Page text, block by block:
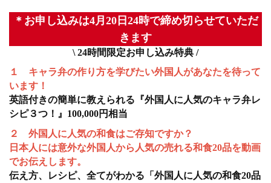
＊お申し込みは4月20日24時で締め切らせていただ
きます
\ 24時間限定お申し込み特典 /
１ キャラ弁の作り方を学びたい外国人があなたを待って
います！
英語付きの簡単に教えられる『外国人に人気のキャラ弁レ
シピ３つ！』100,000円相当
２ 外国人に人気の和食はご存知ですか？
日本人には意外な外国人から人気の売れる和食20品を動画
でお伝えします。
伝え方、レシピ、全てがわかる「外国人に人気の和食20品